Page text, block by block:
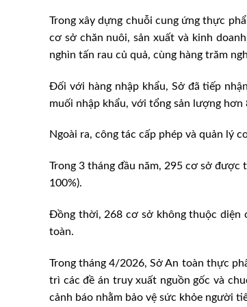
Trong xây dựng chuỗi cung ứng thực
cơ sở chăn nuôi, sản xuất và kinh
nghìn tấn rau củ quả, cùng hàng trăm
Đối với hàng nhập khẩu, Sở đã tiếp
muối nhập khẩu, với tổng sản lượng hơn
Ngoài ra, công tác cấp phép và quản lý
Trong 3 tháng đầu năm, 295 cơ sở được
100%).
Đồng thời, 268 cơ sở không thuộc diện
toàn.
Trong tháng 4/2026, Sở An toàn thực
trì các đề án truy xuất nguồn gốc và
cảnh báo nhằm bảo vệ sức khỏe người